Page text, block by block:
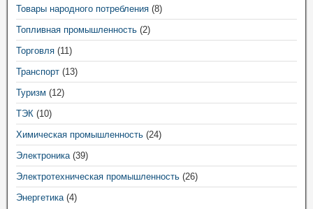
Товары народного потребления (8)
Топливная промышленность (2)
Торговля (11)
Транспорт (13)
Туризм (12)
ТЭК (10)
Химическая промышленность (24)
Электроника(39)
Электротехническая промышленность (26)
Энергетика(4)